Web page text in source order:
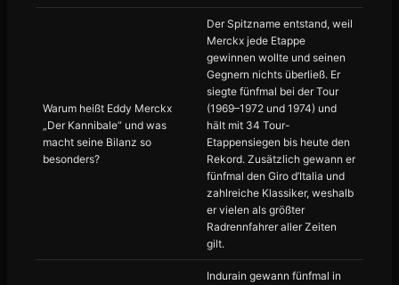
Warum heißt Eddy Merckx
„Der Kannibale“ und was
macht seine Bilanz so
besonders?
Der Spitzname entstand, weil
Merckx jede Etappe
gewinnen wollte und seinen
Gegnern nichts überließ. Er
siegte fünfmal bei der Tour
(1969–1972 und 1974) und
hält mit 34 Tour-
Etappensiegen bis heute den
Rekord. Zusätzlich gewann er
fünfmal den Giro d’Italia und
zahlreiche Klassiker, weshalb
er vielen als größter
Radrennfahrer aller Zeiten
gilt.
Indurain gewann fünfmal in